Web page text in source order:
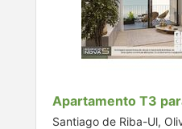
Apartamento T3
Santiago de Riba-Ul,